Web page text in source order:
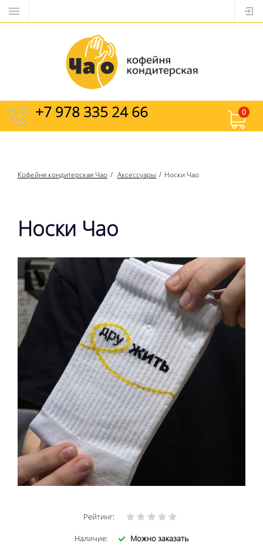
+7 978 335 24 66 0
Кофейня кондитерская Чао Аксессуары Носки Чао
Носки Чао
Рейтинг:
Наличие: Можно заказать